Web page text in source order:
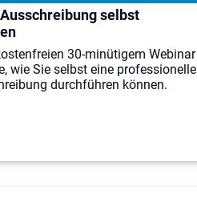
selbst
30-minütigem Webinar
wie Sie selbst eine professionelle
durchführen können.